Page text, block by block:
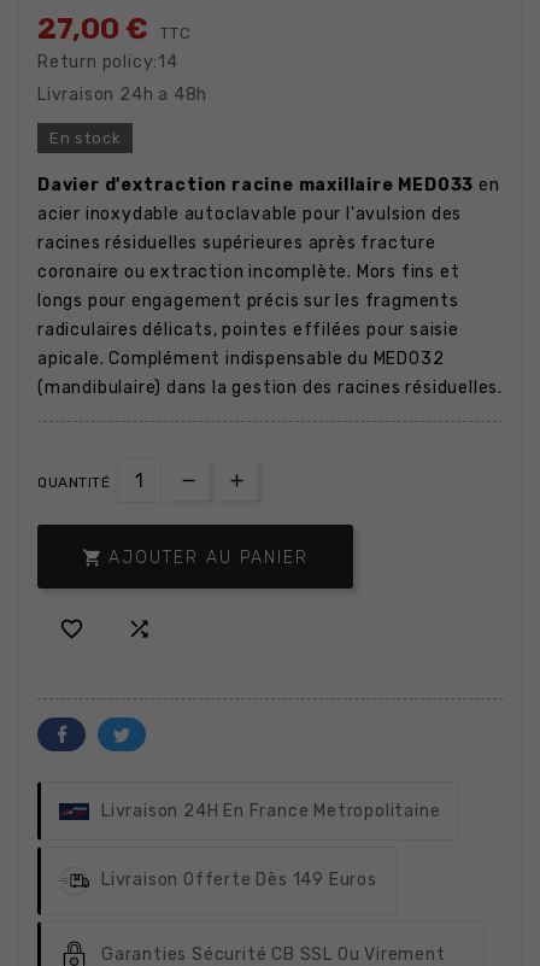
27,00 € TTC
Return policy:14
Livraison 24h a 48h
En stock
Davier d'extraction racine maxillaire MED033 en
acier inoxydable autoclavable pour l'avulsion des
racines résiduelles supérieures après fracture
coronaire ou extraction incomplète. Mors fins et
longs pour engagement précis sur les fragments
radiculaires délicats, pointes effilées pour saisie
apicale. Complément indispensable du MED032
(mandibulaire) dans la gestion des racines résiduelles.
QUANTITÉ
 AJOUTER AU PANIER
 
Livraison 24H En France Metropolitaine
Livraison Offerte Dès 149 Euros
Garanties Sécurité CB SSL Ou Virement